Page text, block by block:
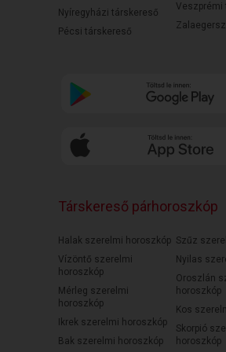
Nyíregyházi társkereső
Pécsi társkereső
Veszprémi
Társkereső párhoroszkóp
Halak szerelmi horoszkóp
Vízöntő szerelmi
horoszkóp
Mérleg szerelmi
horoszkóp
Ikrek szerelmi horoszkóp
Bak szerelmi horoszkóp
Szűz
Nyilas
Oroszlán
horoszkóp
Kos
Skorpió
horoszkóp